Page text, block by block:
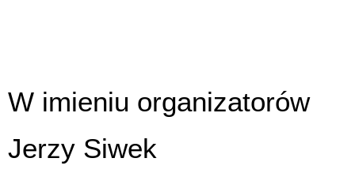
W imieniu organizatorów
Jerzy Siwek